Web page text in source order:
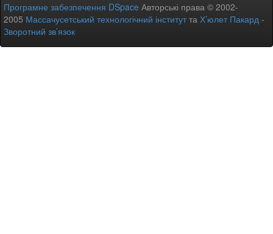
Програмне забезпечення DSpace Авторські права © 2002-
2005 Массачусетський технологічний інститутта Х’юлет Пакард -
Зворотний зв’язок